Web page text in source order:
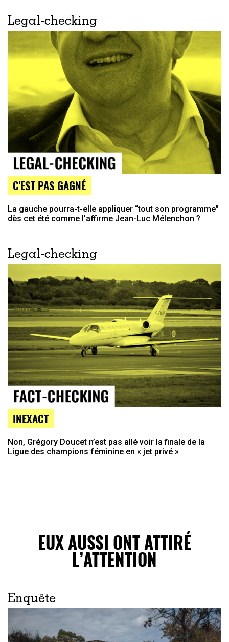
Legal-checking
C'EST PAS GAGNÉ
La gauche pourra-t-elle appliquer “tout son programme”
dès cet été comme l’affirme Jean-Luc Mélenchon ?
Legal-checking
INEXACT
Non, Grégory Doucet n’est pas allé voir la finale de la
Ligue des champions féminine en « jet privé »
EUX AUSSI ONT ATTIRÉ
L’ATTENTION
Enquête